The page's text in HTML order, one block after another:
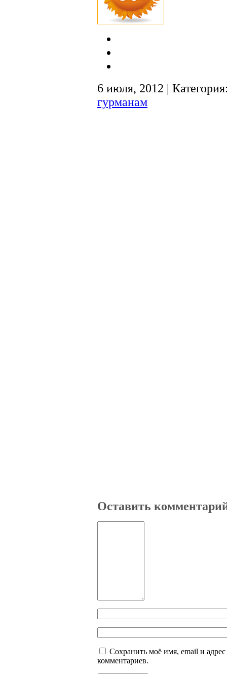
6 июля, 2012 |
гурманам
Оставить
Сохранить моё имя, email и
комментариев.